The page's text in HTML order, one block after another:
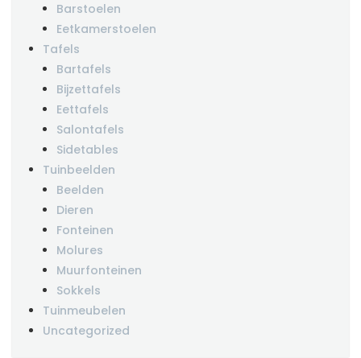
Barstoelen
Eetkamerstoelen
Tafels
Bartafels
Bijzettafels
Eettafels
Salontafels
Sidetables
Tuinbeelden
Beelden
Dieren
Fonteinen
Molures
Muurfonteinen
Sokkels
Tuinmeubelen
Uncategorized